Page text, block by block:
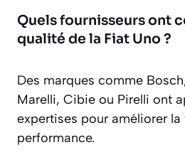
Quels fournisseurs ont
qualité de la Fiat Uno ?
Des marques comme
Marelli, Cibie ou Pirelli ont
expertises pour améliorer
performance.